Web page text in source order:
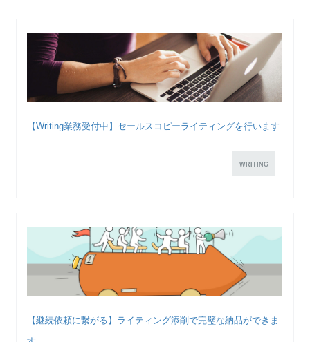
【Writing業務受付中】セールスコピーライティングを行います
WRITING
【継続依頼に繋がる】ライティング添削で完璧な納品ができま